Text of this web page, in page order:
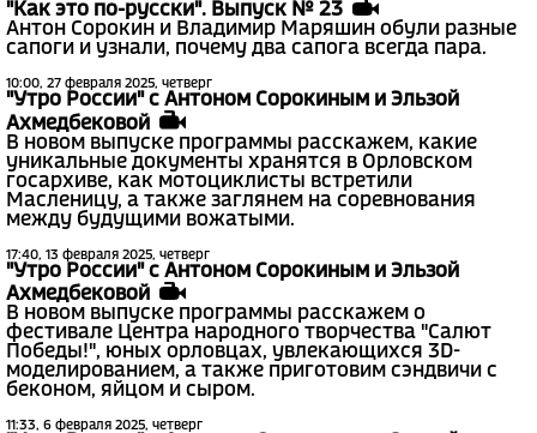
"Как это по-русски". Выпуск № 23
Антон Сорокин и Владимир Маряшин обули разные
сапоги и узнали, почему два сапога всегда пара.
10:00, 27 февраля 2025, четверг
"Утро России" с Антоном Сорокиным и Эльзой
Ахмедбековой
В новом выпуске программы расскажем, какие
уникальные документы хранятся в Орловском
госархиве, как мотоциклисты встретили
Масленицу, а также заглянем на соревнования
между будущими вожатыми.
17:40, 13 февраля 2025, четверг
"Утро России" с Антоном Сорокиным и Эльзой
Ахмедбековой
В новом выпуске программы расскажем о
фестивале Центра народного творчества "Салют
Победы!", юных орловцах, увлекающихся 3D-
моделированием, а также приготовим сэндвичи с
беконом, яйцом и сыром.
11:33, 6 февраля 2025, четверг